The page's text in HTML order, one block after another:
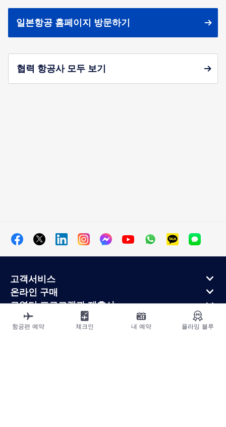
일본항공 홈페이지 방문하기
협력 항공사 모두 보기
고객서비스
온라인 구매
로열티 프로그램과 제휴사
에어프랑스 정보
에어프랑스 모바일 앱
항공편 예약 체크인 내 예약 플라잉 블루